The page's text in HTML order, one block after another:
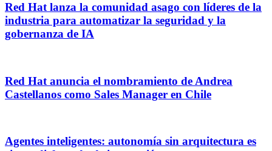
Red Hat lanza la comunidad asago con líderes de la
industria para automatizar la seguridad y la
gobernanza de IA
Red Hat anuncia el nombramiento de Andrea
Castellanos como Sales Manager en Chile
Agentes inteligentes: autonomía sin arquitectura es